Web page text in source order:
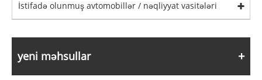
İstifadə olunmuş avtomobillər / nəqliyyat vasitələri
yeni məhsullar